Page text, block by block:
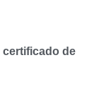
certificado de